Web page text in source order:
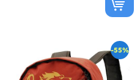
-55%